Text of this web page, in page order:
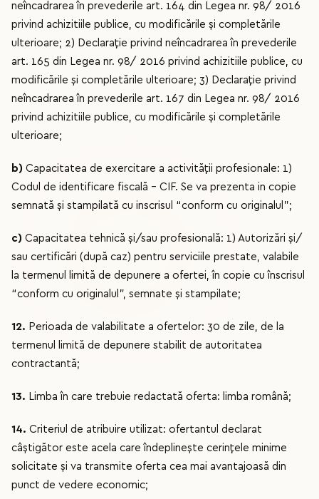
neîncadrarea în prevederile art. 164 din Legea nr. 98/ 2016
privind achizitiile publice, cu modificările şi completările
ulterioare; 2) Declaraţie privind neîncadrarea în prevederile
art. 165 din Legea nr. 98/ 2016 privind achizitiile publice, cu
modificările şi completările ulterioare; 3) Declaraţie privind
neîncadrarea în prevederile art. 167 din Legea nr. 98/ 2016
privind achizitiile publice, cu modificările şi completările
ulterioare;
b) Capacitatea de exercitare a activității profesionale: 1)
Codul de identificare fiscală – CIF. Se va prezenta in copie
semnată și stampilată cu inscrisul “conform cu originalul”;
c) Capacitatea tehnică și/sau profesională: 1) Autorizări și/
sau certificări (după caz) pentru serviciile prestate, valabile
la termenul limită de depunere a ofertei, în copie cu înscrisul
“conform cu originalul”, semnate și stampilate;
12. Perioada de valabilitate a ofertelor: 30 de zile, de la
termenul limită de depunere stabilit de autoritatea
contractantă;
13. Limba în care trebuie redactată oferta: limba română;
14. Criteriul de atribuire utilizat: ofertantul declarat
câştigător este acela care îndeplinește cerinţele minime
solicitate și va transmite oferta cea mai avantajoasă din
punct de vedere economic;